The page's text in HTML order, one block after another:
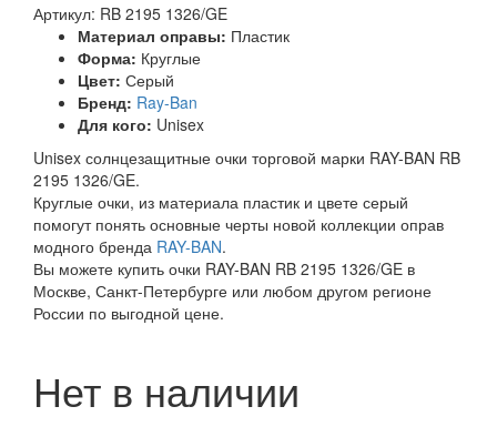
Артикул: RB 2195 1326/GE
Материал оправы: Пластик
Форма: Круглые
Цвет: Серый
Бренд: Ray-Ban
Для кого: Unisex
Unisex солнцезащитные очки торговой марки RAY-BAN RB
2195 1326/GE.
Круглые очки, из материала пластик и цвете серый
помогут понять основные черты новой коллекции оправ
модного бренда RAY-BAN.
Вы можете купить очки RAY-BAN RB 2195 1326/GE в
Москве, Санкт-Петербурге или любом другом регионе
России по выгодной цене.
Нет в наличии